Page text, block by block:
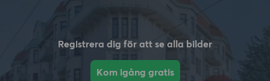
Registrera dig för att se alla bilder
Kom igång gratis